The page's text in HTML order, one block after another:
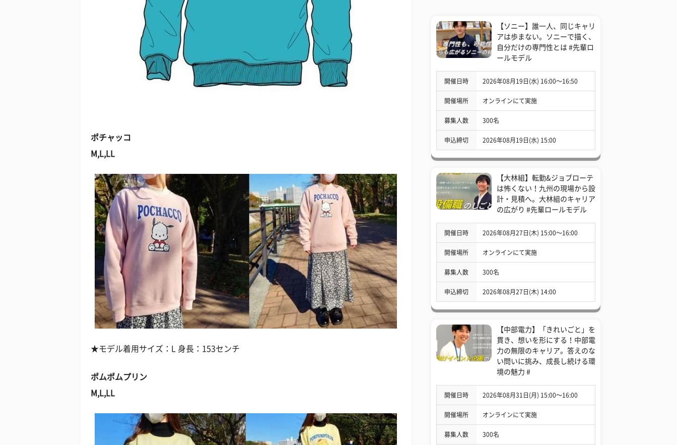
ポチャッコ
M,L,LL
★モデル着用サイズ：L 身長：153センチ
ポムポムプリン
M,L,LL
【ソニー】誰一人、同じキャリ
アは歩まない。ソニーで描く、
自分だけの専門性とは #先輩ロ
ールモデル
開催日時 2026年08月19日(水) 16:00〜16:50
開催場所 オンラインにて実施
募集人数 300名
申込締切 2026年08月19日(水) 15:00
【大林組】転勤&ジョブローテ
は怖くない！九州の現場から設
計・見積へ。大林組のキャリア
の広がり #先輩ロールモデル
開催日時 2026年08月27日(木) 15:00〜16:00
開催場所 オンラインにて実施
募集人数 300名
申込締切 2026年08月27日(木) 14:00
【中部電力】「きれいごと」を
貫き、想いを形にする！中部電
力の無限のキャリア。答えのな
い問いに挑み、成長し続ける環
境の魅力 #
開催日時 2026年08月31日(月) 15:00〜16:00
開催場所 オンラインにて実施
募集人数 300名